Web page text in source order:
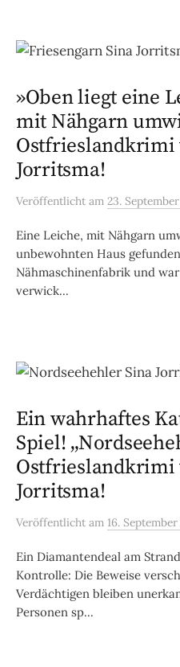
»Oben liegt eine
mit Nähgarn
Ostfrieslandkrimi
Jorritsma!
Veröffentlicht am 23.
Eine Leiche, mit Nähgarn
unbewohnten Haus
Nähmaschinenfabrik und
verwick...
Ein wahrhaftes
Spiel!
Ostfrieslandkrimi
Jorritsma!
Veröffentlicht am 16.
Ein Diamantendeal am
Kontrolle: Die Beweise
Verdächtigen bleiben
Personen sp...